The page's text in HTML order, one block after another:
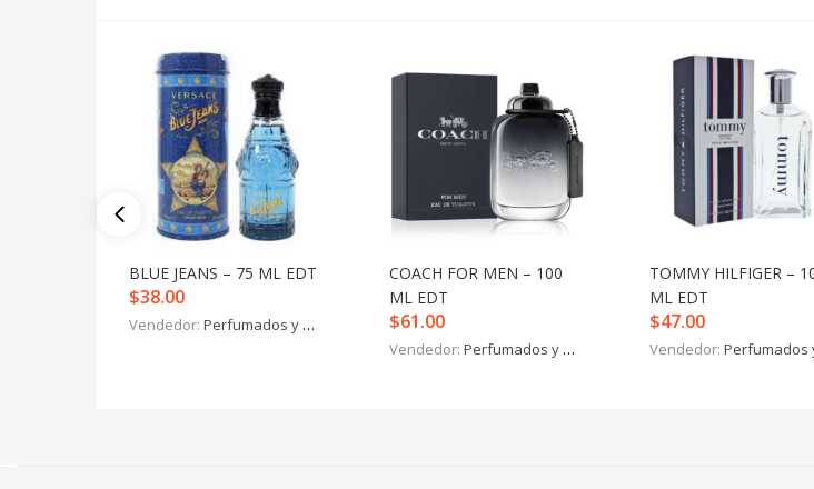
BLUE JEANS – 75 ML EDT
$38.00
Vendedor: Perfumados y más
COACH FOR MEN – 100
ML EDT
$61.00
Vendedor: Perfumados y más
TOMMY HILFIGER –
ML EDT
$47.00
Vendedor: Perfumados y